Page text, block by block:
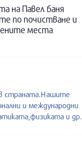
на Павел баня
по почистване и
места
страната.Нашите
и международни
и др.